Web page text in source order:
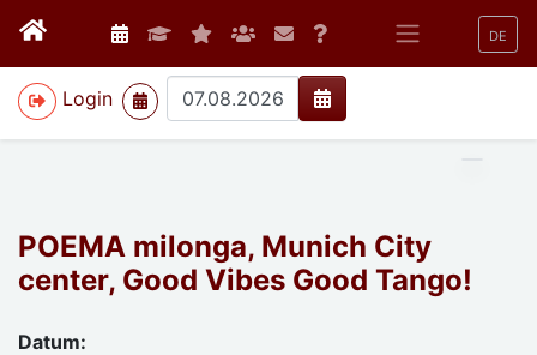
DE
Login
>
POEMA milonga, Munich City
center, Good Vibes Good Tango!
Datum: